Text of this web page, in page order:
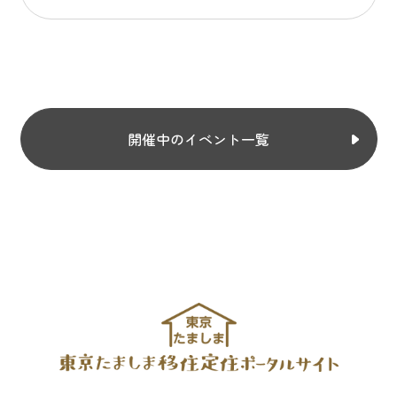
開催中のイベント一覧